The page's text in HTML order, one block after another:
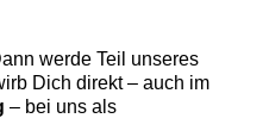
werde Teil unseres
Dich direkt – auch im
– bei uns als